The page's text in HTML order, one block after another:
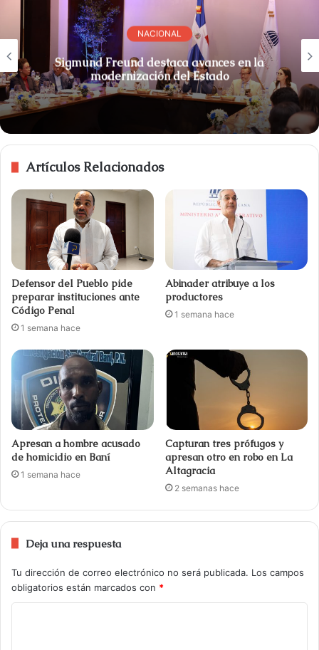
NACIONAL
Sigmund Freund destaca avances en la
modernización del Estado
Artículos Relacionados
Defensor del Pueblo pide
preparar instituciones ante
Código Penal
1 semana hace
Abinader atribuye a los
productores
1 semana hace
Apresan a hombre acusado
de homicidio en Baní
1 semana hace
Capturan tres prófugos y
apresan otro en robo en La
Altagracia
2 semanas hace
Deja una respuesta
Tu dirección de correo electrónico no será publicada. Los campos
obligatorios están marcados con *